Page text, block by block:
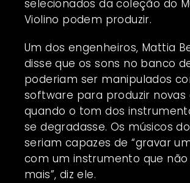
selecionados da coleção do
Violino podem produzir.
Um dos engenheiros, Mattia
disse que os sons no banco
poderiam ser manipulados
software para produzir novas
quando o tom dos
se degradasse. Os músicos
seriam capazes de “gravar
com um instrumento que
mais”, diz ele.